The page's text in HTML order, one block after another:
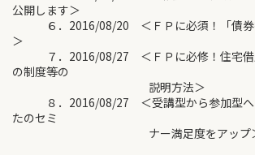
公開します＞
６．2016/08/20 ＜ＦＰに必須！「債券投
＞
７．2016/08/27 ＜ＦＰに必修！住宅借
の制度等の
説明方法＞
８．2016/08/27 ＜受講型から参加型へ
たのセミ
ナー満足度をアップ